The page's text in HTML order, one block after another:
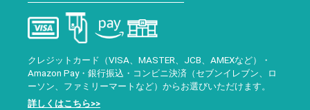
クレジットカード（VISA、MASTER、JCB、AMEXなど）・
Amazon Pay・銀行振込・コンビニ決済（セブンイレブン、ロ
ーソン、ファミリーマートなど）からお選びいただけます。
詳しくはこちら>>